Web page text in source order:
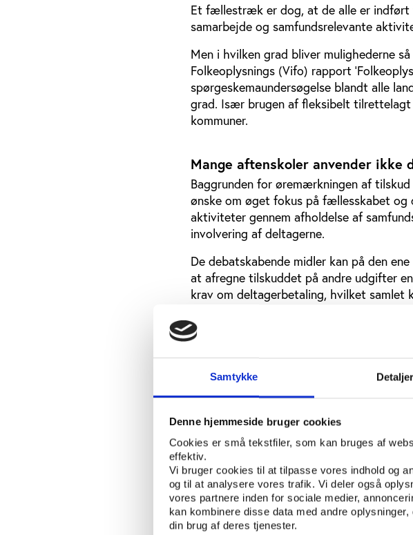
Samtykke Detaljer
Denne hjemmeside bruger cookies
Cookies er små tekstfiler, som kan bruges af
effektiv.
Vi bruger cookies til at tilpasse vores indhold og
og til at analysere vores trafik. Vi deler også
vores partnere inden for sociale medier,
kan kombinere disse data med andre
din brug af deres tjenester.
Et fællestræk er dog, at de alle er
samarbejde og samfundsrelevante
Men i hvilken grad bliver mulighederne
Folkeoplysnings (Vifo) rapport
spørgeskemaundersøgelse blandt alle
grad. Især brugen af fleksibelt
kommuner.
Mange aftenskoler anvender ikke
Baggrunden for øremærkningen af
ønske om øget fokus på fællesskabet
aktiviteter gennem afholdelse af
involvering af deltagerne.
De debatskabende midler kan på den
at afregne tilskuddet på andre udgifter
krav om deltagerbetaling, hvilket
På den anden side kan de
kommunale tilskud, der medfører et
undervisningsaktiviteter. Såfremt
tilbage til kommunen, som dog kan
Vifos undersøgelse viser, at der i 84 pct.
anvendt midlerne til debatskabende
delvist tilbage til kommunen. Som figur 1
aftenskolerne i 45 pct. af de kommuner,
tilbagebetaler midlerne.
Figur 1: Tilbagebetaling af